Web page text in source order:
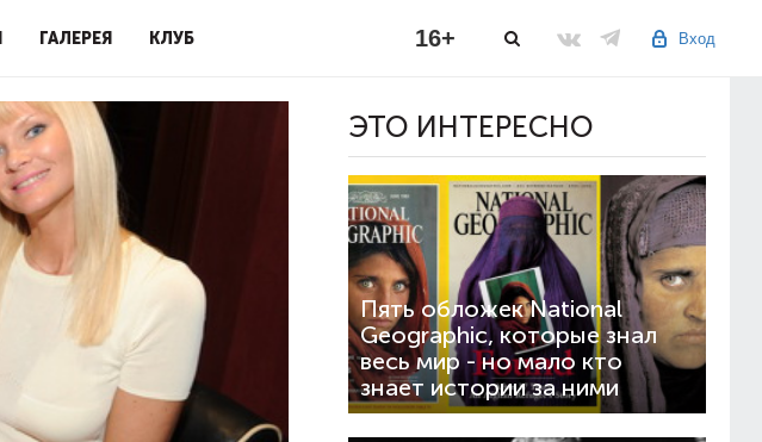
ГАЛЕРЕЯ КЛУБ Вход
16+
ЭТО ИНТЕРЕСНО
Пять обложек National
Geographic, которые знал
весь мир - но мало кто
знает истории за ними